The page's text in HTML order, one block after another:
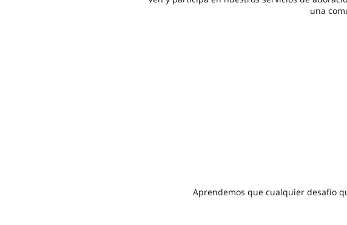
una
Aprendemos que cualquier desafío